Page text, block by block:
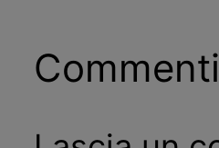
Commenti